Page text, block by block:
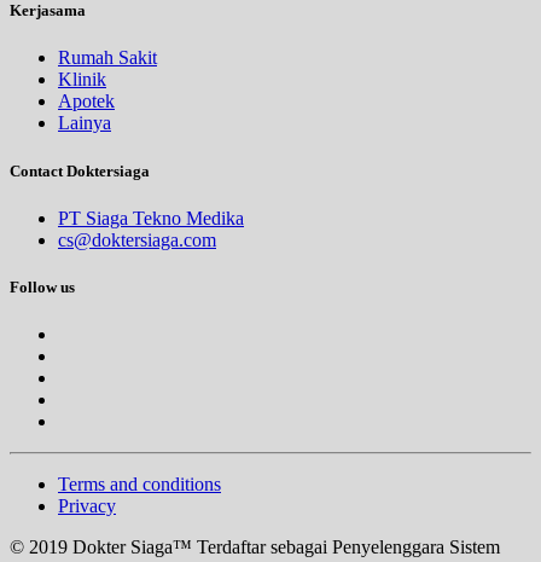
Kerjasama
Rumah Sakit
Klinik
Apotek
Lainya
Contact Doktersiaga
PT Siaga Tekno Medika
cs@doktersiaga.com
Follow us
Terms and conditions
Privacy
© 2019 Dokter Siaga™ Terdaftar sebagai Penyelenggara Sistem